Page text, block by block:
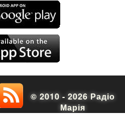
© 2010 - 2026 Радіо
Марія